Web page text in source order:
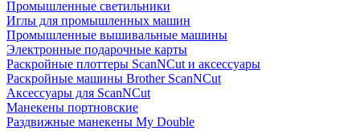
Промышленные светильники
Иглы для промышленных машин
Промышленные вышивальные машины
Электронные подарочные карты
Раскройные плоттеры ScanNCut и аксессуары
Раскройные машины Brother ScanNCut
Аксессуары для ScanNCut
Манекены портновские
Раздвижные манекены My Double